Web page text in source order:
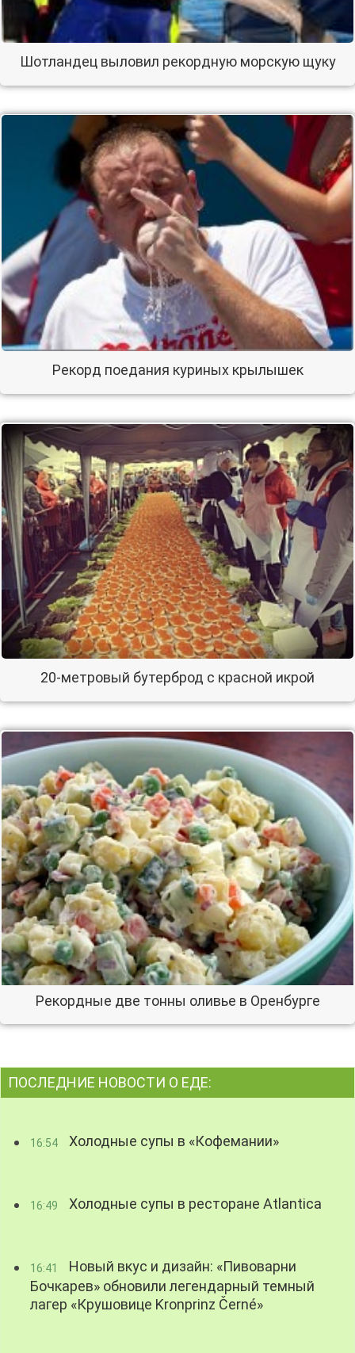
Шотландец выловил рекордную морскую щуку
Рекорд поедания куриных крылышек
20-метровый бутерброд с красной икрой
Рекордные две тонны оливье в Оренбурге
ПОСЛЕДНИЕ НОВОСТИ О ЕДЕ:
16:54 Холодные супы в «Кофемании»
16:49 Холодные супы в ресторане Atlantica
16:41
Новый вкус и дизайн: «Пивоварни
Бочкарев» обновили легендарный темный
лагер «Крушовице Kronprinz Černé»